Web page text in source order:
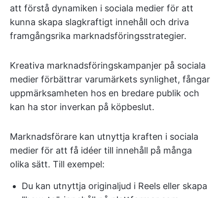
att förstå dynamiken i sociala medier för att
kunna skapa slagkraftigt innehåll och driva
framgångsrika marknadsföringsstrategier.
Kreativa marknadsföringskampanjer på sociala
medier förbättrar varumärkets synlighet, fångar
uppmärksamheten hos en bredare publik och
kan ha stor inverkan på köpbeslut.
Marknadsförare kan utnyttja kraften i sociala
medier för att få idéer till innehåll på många
olika sätt. Till exempel:
Du kan utnyttja originaljud i Reels eller skapa